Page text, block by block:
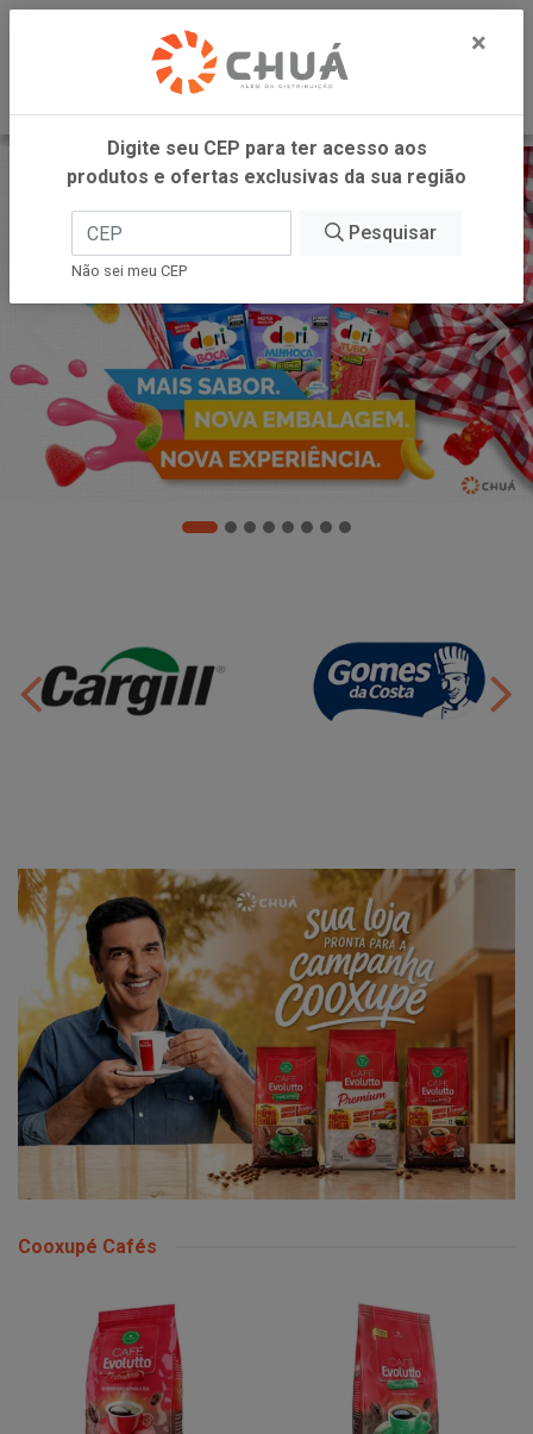
Cooxupé Cafés
×
Digite seu CEP para ter acesso aos
produtos e ofertas exclusivas da sua região
Pesquisar
Não sei meu CEP